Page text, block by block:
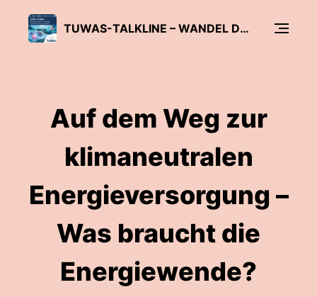
TUWAS-TALKLINE – WANDEL DER WERTSCHÖPFUNG IM ANTRIEBSSTRANG GESTALTEN
Auf dem Weg zur
klimaneutralen
Energieversorgung –
Was braucht die
Energiewende?